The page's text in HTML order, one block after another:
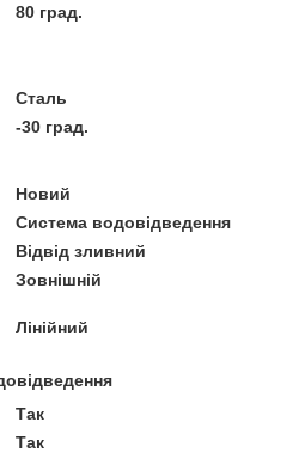
80 град.
Сталь
-30 град.
Новий
Система водовідведення
Відвід зливний
Зовнішній
Лінійний
Так
Так